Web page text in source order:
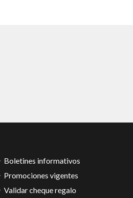
Boletines informativos
Promociones vigentes
Validar cheque regalo